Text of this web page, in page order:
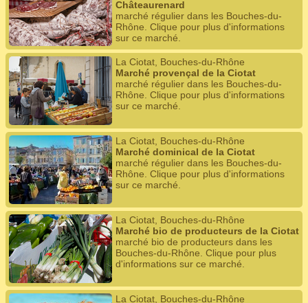
Châteaurenard
marché régulier dans les Bouches-du-
Rhône. Clique pour plus d'informations
sur ce marché.
La Ciotat, Bouches-du-Rhône
Marché provençal de la Ciotat
marché régulier dans les Bouches-du-
Rhône. Clique pour plus d'informations
sur ce marché.
La Ciotat, Bouches-du-Rhône
Marché dominical de la Ciotat
marché régulier dans les Bouches-du-
Rhône. Clique pour plus d'informations
sur ce marché.
La Ciotat, Bouches-du-Rhône
Marché bio de producteurs de la Ciotat
marché bio de producteurs dans les
Bouches-du-Rhône. Clique pour plus
d'informations sur ce marché.
La Ciotat, Bouches-du-Rhône